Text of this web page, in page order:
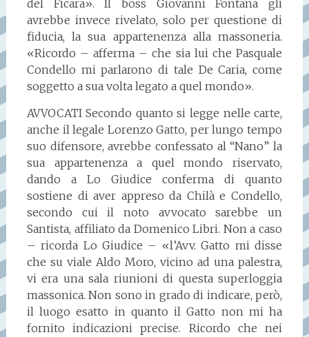
del Ficara». Il boss Giovanni Fontana gli
avrebbe invece rivelato, solo per questione di
fiducia, la sua appartenenza alla massoneria.
«Ricordo – afferma – che sia lui che Pasquale
Condello mi parlarono di tale De Caria, come
soggetto a sua volta legato a quel mondo».
AVVOCATI Secondo quanto si legge nelle carte,
anche il legale Lorenzo Gatto, per lungo tempo
suo difensore, avrebbe confessato al “Nano” la
sua appartenenza a quel mondo riservato,
dando a Lo Giudice conferma di quanto
sostiene di aver appreso da Chilà e Condello,
secondo cui il noto avvocato sarebbe un
Santista, affiliato da Domenico Libri. Non a caso
– ricorda Lo Giudice – «l’Avv. Gatto mi disse
che su viale Aldo Moro, vicino ad una palestra,
vi era una sala riunioni di questa superloggia
massonica. Non sono in grado di indicare, però,
il luogo esatto in quanto il Gatto non mi ha
fornito indicazioni precise. Ricordo che nei